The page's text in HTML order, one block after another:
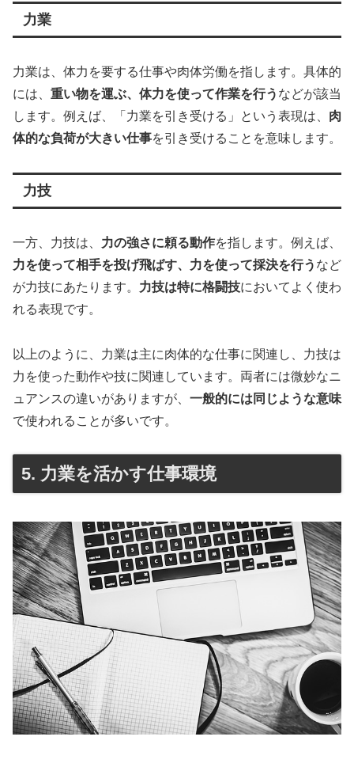
力業
力業は、体力を要する仕事や肉体労働を指します。具体的
には、 重い物を運ぶ、体力を使って作業を行う などが該当
します。例えば、「力業を引き受ける」という表現は、 肉
体的な負荷が大きい仕事を引き受けることを意味します。
力技
一方、力技は、 力の強さに頼る動作を指します。例えば、
力を使って相手を投げ飛ばす、力を使って採決を行う など
が力技にあたります。 力技は特に格闘技においてよく使わ
れる表現です。
以上のように、力業は主に肉体的な仕事に関連し、力技は
力を使った動作や技に関連しています。両者には微妙なニ
ュアンスの違いがありますが、 一般的には同じような意味
で使われることが多いです。
5. 力業を活かす仕事環境